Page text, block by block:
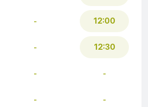
-
-
-
-
12:00
12:30
-
-